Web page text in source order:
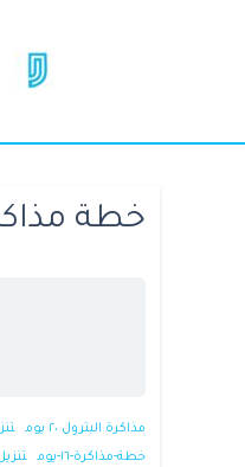
خطة
مذاكرة البترول ٢٠ يوم
خطة-مذاكرة-١٦-يوم